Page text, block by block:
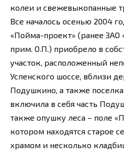
колеи и свежевыкопанные
Все началось осенью 2004
«Пойма-проект» (ранее ЗАО
прим. О.П.) приобрело в
участок, расположенный
Успенского шоссе, вблизи
Подушкино, а также
включила в себя часть
также опушку леса – поле
котором находятся старое
храмом и несколько